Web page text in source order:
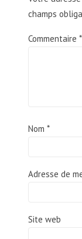
champs
Commentaire *
Nom *
Adresse de
Site web